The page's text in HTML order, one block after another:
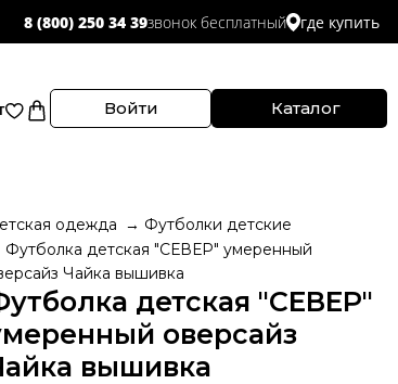
8 (800) 250 34 39звонок бесплатный где купить
Войти Каталог
одежда
Футболки детские
Футболка детская "СЕВЕР" умеренный
Чайка вышивка
детская "СЕВЕР"
оверсайз
вышивка